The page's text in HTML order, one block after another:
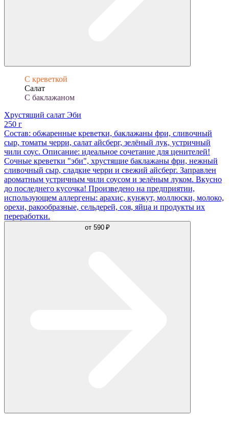
С креветкой
Салат
С баклажаном
Хрустящий салат Эби
250 г
Состав: обжаренные креветки, баклажаны фри, сливочный
сыр, томаты черри, салат айсберг, зелёный лук, устричный
чили соус. Описание: идеальное сочетание для ценителей!
Сочные креветки "эби", хрустящие баклажаны фри, нежный
сливочный сыр, сладкие черри и свежий айсберг. Заправлен
ароматным устричным чили соусом и зелёным луком. Вкусно
до последнего кусочка! Произведено на предприятии,
использующем аллергены: арахис, кунжут, моллюски, молоко,
орехи, ракообразные, сельдерей, соя, яйца и продукты их
переработки.
от 590 ₽